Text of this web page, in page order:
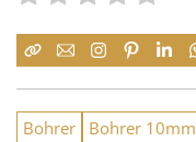
Bohrer Bohrer 10mm